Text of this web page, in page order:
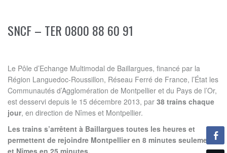
SNCF – TER 0800 88 60 91
Le Pôle d’Echange Multimodal de Baillargues, financé par la
Région Languedoc-Roussillon, Réseau Ferré de France, l’État les
Communautés d’Agglomération de Montpellier et du Pays de l’Or,
est desservi depuis le 15 décembre 2013, par 38 trains chaque
jour, en direction de Nîmes et Montpellier.
Les trains s’arrêtent à Baillargues toutes les heures et
permettent de rejoindre Montpellier en 8 minutes seulement
et Nîmes en 25 minutes.